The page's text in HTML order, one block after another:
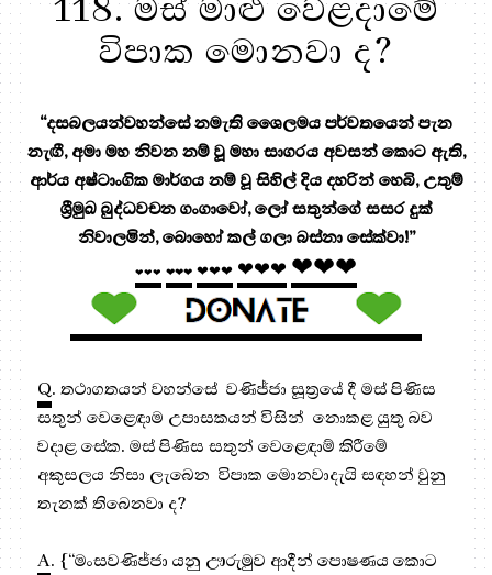
විපාක මොනවා ද?
“දසබලයන්වහන්සේ නමැති ශෛලමය පර්වතයෙන් පැන
නැඟී, අමා මහ නිවන නම් වූ මහා සාගරය අවසන් කොට ඇති,
ආර්ය අෂ්ටාංගික මාර්ගය නම් වූ සිහිල් දිය දහරින් හෙබි, උතුම්
ශ්‍රීමුඛ බුද්ධවචන ගංගාවෝ, ලෝ සතුන්ගේ සසර දුක්
නිවාලමින්, බොහෝ කල් ගලා බස්නා සේක්වා!”
❤❤❤ ❤❤❤ ❤❤❤ ❤❤❤ ❤❤❤
Q. තථාගතයන් වහන්සේ වණිජ්ජා සූත්‍රයේ දී මස් පිණිස
සතුන් වෙළෙඳාම උපාසකයන් විසින් නොකළ යුතු බව
වදාළ සේක. මස් පිණිස සතුන් වෙළෙඳාම් කිරීමේ
අකුසලය නිසා ලැබෙන විපාක මොනවාදැයි සඳහන් වුනු
තැනක් තිබෙනවා ද?
A. {“මංසවණිජ්ජා යනු ඌරුමුව ආදීන් පොෂණය කොට